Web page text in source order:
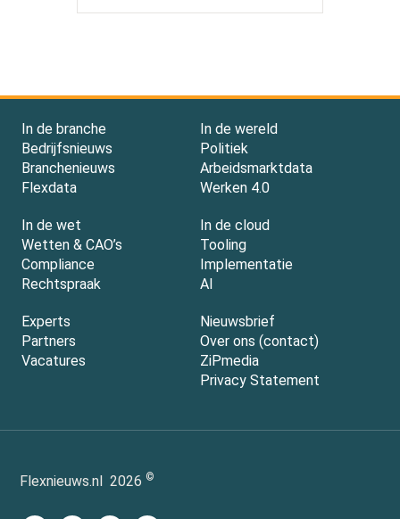
In de branche
Bedrijfsnieuws
Branchenieuws
Flexdata
In de wereld
Politiek
Arbeidsmarktdata
Werken 4.0
In de wet
Wetten & CAO’s
Compliance
Rechtspraak
In de cloud
Tooling
Implementatie
AI
Experts
Partners
Vacatures
Nieuwsbrief
Over ons (contact)
ZiPmedia
Privacy Statement
Flexnieuws.nl 2026 ©